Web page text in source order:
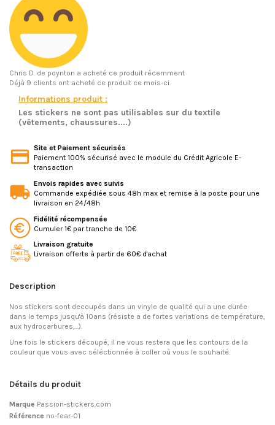
Chris D. de poynton a acheté ce produit récemment
Déjà 9 clients ont acheté ce produit ce mois-ci.
Informations produit :
Les stickers ne sont pas utilisables sur du textile
(vêtements, chaussures....)
Site et Paiement sécurisés
Paiement 100% sécurisé avec le module du Crédit Agricole E-
transaction
Envois rapides avec suivis
Commande expédiée sous 48h max et remise à la poste pour une
livraison en 24/48h
Fidélité récompensée
Cumuler 1€ par tranche de 10€
Livraison gratuite
Livraison offerte à partir de 60€ d'achat
Description
Nos stickers sont decoupés dans un vinyle de qualité qui a une durée
dans le temps jusqu'à 10ans (résiste a de fortes variations de température,
aux hydrocarbures,...).
Une fois le stickers découpé, il ne vous restera que les contours de la
couleur que vous avec séléctionnée à coller où vous le souhaité.
Détails du produit
Marque Passion-stickers.com
Référence no-fear-01